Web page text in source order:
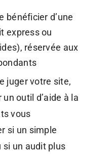
bénéficier d’une
express ou
réservée aux
juger votre site,
outil d’aide à la
vous
si un simple
un audit plus